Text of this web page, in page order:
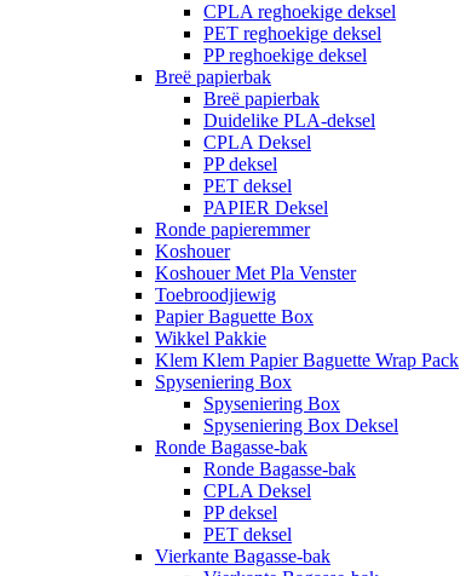
CPLA reghoekige deksel
PET reghoekige deksel
PP reghoekige deksel
Breë papierbak
Breë papierbak
Duidelike PLA-deksel
CPLA Deksel
PP deksel
PET deksel
PAPIER Deksel
Ronde papieremmer
Koshouer
Koshouer Met Pla Venster
Toebroodjiewig
Papier Baguette Box
Wikkel Pakkie
Klem Klem Papier Baguette Wrap Pack
Spyseniering Box
Spyseniering Box
Spyseniering Box Deksel
Ronde Bagasse-bak
Ronde Bagasse-bak
CPLA Deksel
PP deksel
PET deksel
Vierkante Bagasse-bak